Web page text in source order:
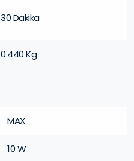
30 Dakika
0.440 Kg
MAX
10 W